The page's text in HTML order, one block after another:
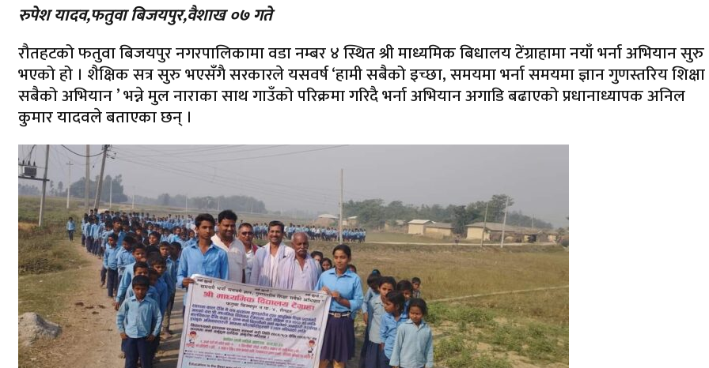
रुपेश यादव,फतुवा बिजयपुर,वैशाख ०७ गते
रौतहटको फतुवा बिजयपुर नगरपालिकामा वडा नम्बर ४ स्थित श्री माध्यमिक बिधालय टेंग्राहामा नयाँ भर्ना अभियान सुरु
भएको हो । शैक्षिक सत्र सुरु भएसँगै सरकारले यसवर्ष ‘हामी सबैको इच्छा, समयमा भर्ना समयमा ज्ञान गुणस्तरिय शिक्षा
सबैको अभियान ’ भन्ने मुल नाराका साथ गाउँको परिक्रमा गरिदै भर्ना अभियान अगाडि बढाएको प्रधानाध्यापक अनिल
कुमार यादवले बताएका छन् ।